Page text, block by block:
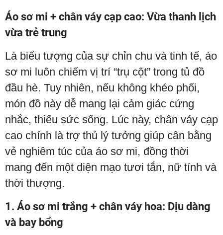
Áo sơ mi + chân váy cạp cao: Vừa thanh lịch
vừa trẻ trung
Là biểu tượng của sự chỉn chu và tinh tế, áo
sơ mi luôn chiếm vị trí “trụ cột” trong tủ đồ
đầu hè. Tuy nhiên, nếu không khéo phối,
món đồ này dễ mang lại cảm giác cứng
nhắc, thiếu sức sống. Lúc này, chân váy cạp
cao chính là trợ thủ lý tưởng giúp cân bằng
vẻ nghiêm túc của áo sơ mi, đồng thời
mang đến một diện mạo tươi tắn, nữ tính và
thời thượng.
1. Áo sơ mi trắng + chân váy hoa: Dịu dàng
và bay bổng